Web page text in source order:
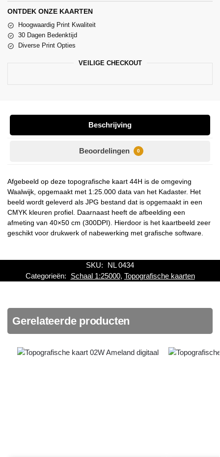
ONTDEK ONZE KAARTEN
Hoogwaardig Print Kwaliteit
30 Dagen Bedenktijd
Diverse Print Opties
VEILIGE CHECKOUT
Beschrijving
Beoordelingen 0
Afgebeeld op deze topografische kaart 44H is de omgeving
Waalwijk, opgemaakt met 1:25.000 data van het Kadaster. Het
beeld wordt geleverd als JPG bestand dat is opgemaakt in een
CMYK kleuren profiel. Daarnaast heeft de afbeelding een
afmeting van 40×50 cm (300DPI). Hierdoor is het kaartbeeld zeer
geschikt voor drukwerk of nabewerking met grafische software.
SKU:
NL 0434
Categorieën:
Schaal 1:25000, Topografische kaarten
Gerelateerde producten